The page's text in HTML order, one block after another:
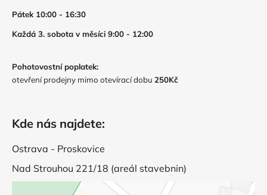
Pátek 10:00 - 16:30
Každá 3. sobota v měsíci 9:00 - 12:00
Pohotovostní poplatek:
otevření prodejny mimo otevírací dobu 250Kč
Kde nás najdete:
Ostrava - Proskovice
Nad Strouhou 221/18 (areál stavebnin)